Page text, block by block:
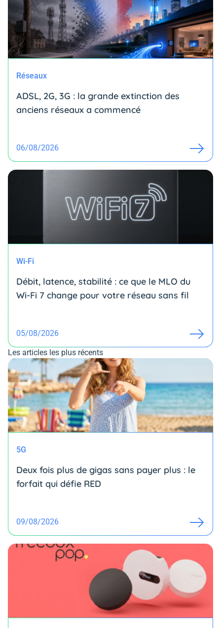
Réseaux
ADSL, 2G, 3G : la grande extinction des
anciens réseaux a commencé
06/08/2026
Wi-Fi
Débit, latence, stabilité : ce que le MLO du
Wi-Fi 7 change pour votre réseau sans fil
05/08/2026
Les articles les plus récents
5G
Deux fois plus de gigas sans payer plus : le
forfait qui défie RED
09/08/2026